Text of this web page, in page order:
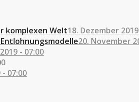
komplexen Welt18. Dezember
20. November
- 07:00
- 07:00